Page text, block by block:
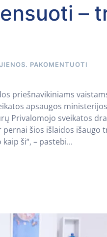
–
. PAKOMENTUOTI
priešnavikiniams
apsaugos
Privalomojo sveikatos
šios išlaidos išaugo
ši“, – pastebi...